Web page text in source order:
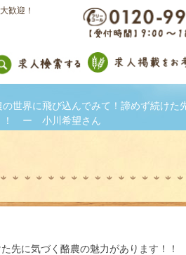
歓迎！
の世界に飛び込んでみて！諦めず続けた
！ ー 小川希望さん
た先に気づく酪農の魅力があります！